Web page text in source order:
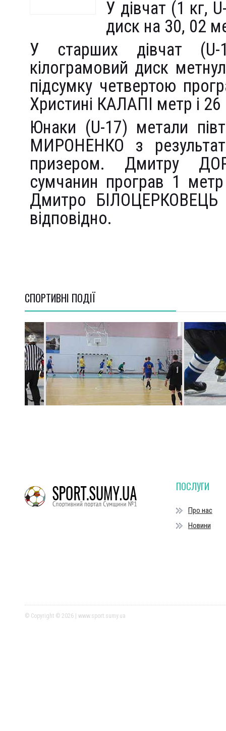
У дівчат (1 кг,
диск на 30, 02
У старших дівчат
кілограмовий диск
підсумку четвертою
Христині КАЛАПІ метр і
Юнаки (U-17) метали
МИРОНЕНКО з
призером. Дмитру
сумчанин програв 1
Дмитро БІЛОЦЕРКОВЕЦЬ
відповідно.
СПОРТИВНI ПОДІЇ
ПОСЛУГИ
Про нас
Новини
© Copyright © 2026 | www.sport.sumy.ua